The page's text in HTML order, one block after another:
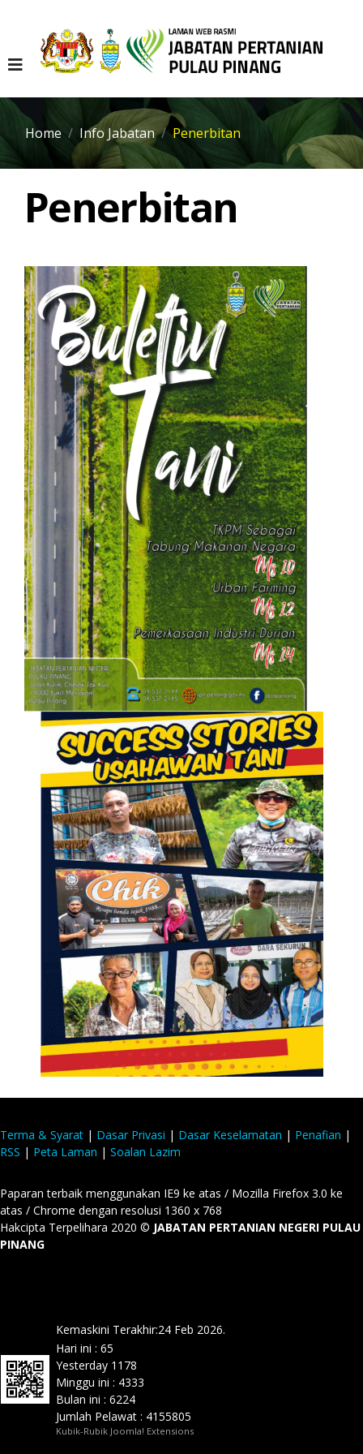
Home Info Jabatan Penerbitan
Penerbitan
Terma & Syarat | Dasar Privasi | Dasar Keselamatan | Penafian |
RSS | Peta Laman | Soalan Lazim
Paparan terbaik menggunakan IE9 ke atas / Mozilla Firefox 3.0 ke
atas / Chrome dengan resolusi 1360 x 768
Hakcipta Terpelihara 2020 © JABATAN PERTANIAN NEGERI PULAU
PINANG
Kemaskini Terakhir:24 Feb 2026.
Hari ini : 65
Yesterday 1178
Minggu ini : 4333
Bulan ini : 6224
Jumlah Pelawat : 4155805
Kubik-Rubik Joomla! Extensions